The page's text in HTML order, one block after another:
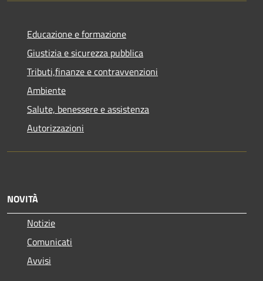
Educazione e formazione
Giustizia e sicurezza pubblica
Tributi,finanze e contravvenzioni
Ambiente
Salute, benessere e assistenza
Autorizzazioni
NOVITÀ
Notizie
Comunicati
Avvisi